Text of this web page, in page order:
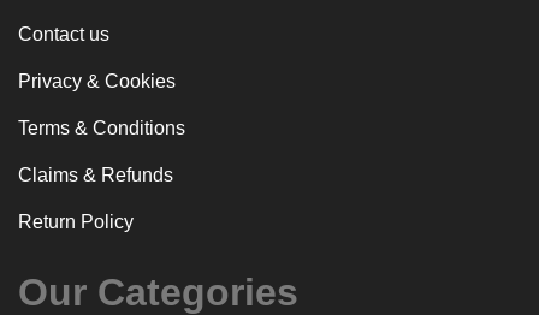
Contact us
Privacy & Cookies
Terms & Conditions
Claims & Refunds
Return Policy
Our Categories